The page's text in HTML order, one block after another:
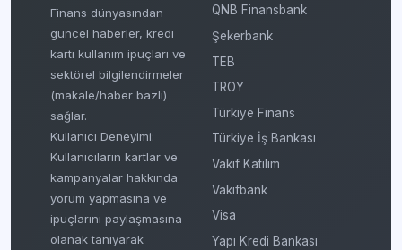
Finans dünyasından
güncel haberler, kredi
kartı kullanım ipuçları ve
sektörel bilgilendirmeler
(makale/haber bazlı)
sağlar.
Kullanıcı Deneyimi:
Kullanıcıların kartlar ve
kampanyalar hakkında
yorum yapmasına ve
ipuçlarını paylaşmasına
olanak tanıyarak
QNB Finansbank
Şekerbank
TEB
TROY
Türkiye Finans
Türkiye İş Bankası
Vakıf Katılım
Vakıfbank
Visa
Yapı Kredi Bankası